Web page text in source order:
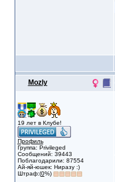
Mozly
19 лет в Клубе!
Профиль
Группа: Privileged
Сообщений: 39443
Поблагодарили: 87554
Ай-яй-юшек: Ниразу :)
Штраф:(0%)